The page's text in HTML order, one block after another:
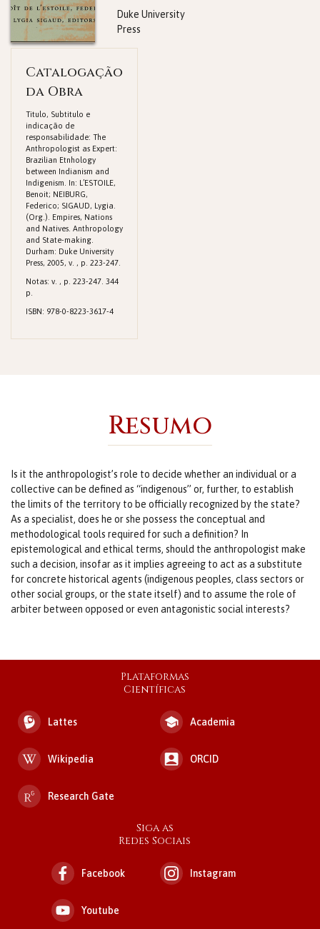
Duke University
Press
Catalogação
da Obra
Titulo, Subtitulo e
indicação de
responsabilidade: The
Anthropologist as Expert:
Brazilian Etnhology
between Indianism and
Indigenism. In: L’ESTOILE,
Benoit; NEIBURG,
Federico; SIGAUD, Lygia.
(Org.). Empires, Nations
and Natives. Anthropology
and State-making.
Durham: Duke University
Press, 2005, v. , p. 223-247.
Notas: v. , p. 223-247. 344
p.
ISBN: 978-0-8223-3617-4
Resumo
Is it the anthropologist’s role to decide whether an individual or a
collective can be defined as ‘‘indigenous’’ or, further, to establish
the limits of the territory to be officially recognized by the state?
As a specialist, does he or she possess the conceptual and
methodological tools required for such a definition? In
epistemological and ethical terms, should the anthropologist make
such a decision, insofar as it implies agreeing to act as a substitute
for concrete historical agents (indigenous peoples, class sectors or
other social groups, or the state itself) and to assume the role of
arbiter between opposed or even antagonistic social interests?
Plataformas
Científicas
Lattes Academia
Wikipedia ORCID
Research Gate
Siga as
Redes Sociais
Facebook Instagram
Youtube